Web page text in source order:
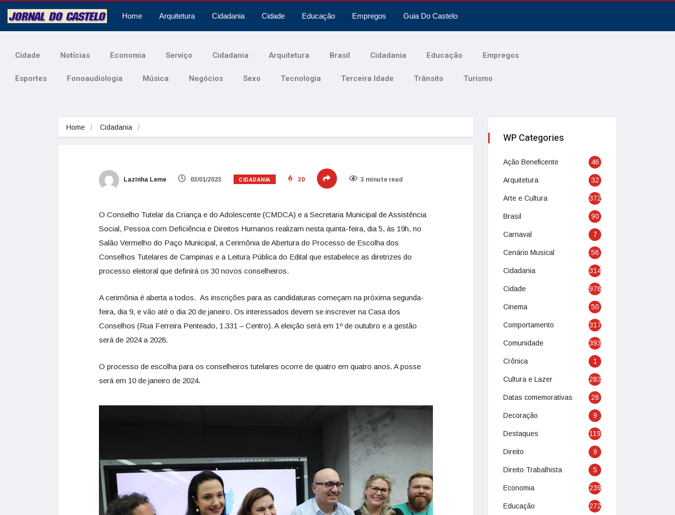
Home Arquitetura Cidadania Cidade Educação Empregos Guia Do Castelo
Cidade Notícias Economia Serviço Cidadania Arquitetura Brasil Cidadania Educação Empregos
Esportes Fonoaudiologia Música Negócios Sexo Tecnologia Terceira Idade Trânsito Turismo
Home Cidadania
Lazinha Leme 03/01/2023 CIDADANIA 30 3 minute read
O Conselho Tutelar da Criança e do Adolescente (CMDCA) e a Secretaria Municipal de Assistência
Social, Pessoa com Deficiência e Direitos Humanos realizam nesta quinta-feira, dia 5, às 19h, no
Salão Vermelho do Paço Municipal, a Cerimônia de Abertura do Processo de Escolha dos
Conselhos Tutelares de Campinas e a Leitura Pública do Edital que estabelece as diretrizes do
processo eleitoral que definirá os 30 novos conselheiros.
A cerimônia é aberta a todos. As inscrições para as candidaturas começam na próxima segunda-
feira, dia 9, e vão até o dia 20 de janeiro. Os interessados devem se inscrever na Casa dos
Conselhos (Rua Ferreira Penteado, 1.331 – Centro). A eleição será em 1º de outubro e a gestão
será de 2024 a 2028.
O processo de escolha para os conselheiros tutelares ocorre de quatro em quatro anos. A posse
será em 10 de janeiro de 2024.
WP Categories
Ação Beneficente 46
Arquitetura 32
Arte e Cultura 372
Brasil 90
Carnaval 7
Cenário Musical 56
Cidadania 314
Cidade 976
Cinema 50
Comportamento 317
Comunidade 393
Crônica 1
Cultura e Lazer 283
Datas comemorativas 26
Decoração 9
Destaques 119
Direito 9
Direito Trabalhista 5
Economia 239
Educação 272